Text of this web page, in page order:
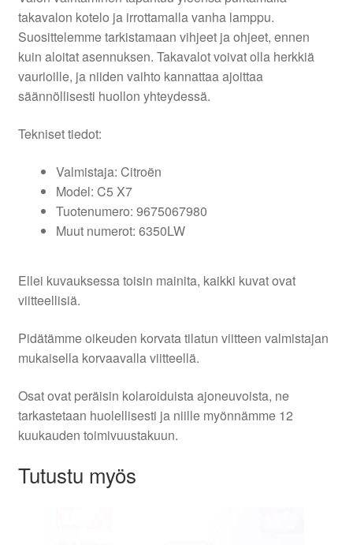
takavalon kotelo ja irrottamalla vanha lamppu.
Suosittelemme tarkistamaan vihjeet ja ohjeet, ennen
kuin aloitat asennuksen. Takavalot voivat olla herkkiä
vaurioille, ja niiden vaihto kannattaa ajoittaa
säännöllisesti huollon yhteydessä.
Tekniset tiedot:
Valmistaja: Citroën
Model: C5 X7
Tuotenumero: 9675067980
Muut numerot: 6350LW
Ellei kuvauksessa toisin mainita, kaikki kuvat ovat
viitteellisiä.
Pidätämme oikeuden korvata tilatun viitteen valmistajan
mukaisella korvaavalla viitteellä.
Osat ovat peräisin kolaroiduista ajoneuvoista, ne
tarkastetaan huolellisesti ja niille myönnämme 12
kuukauden toimivuustakuun.
Tutustu myös